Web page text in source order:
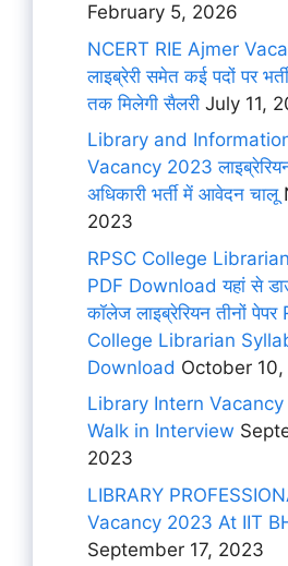
February 5, 2026
NCERT RIE Ajmer
लाइब्रेरी समेत कई पदों पर
तक मिलेगी सैलरी July 11,
Library and
Vacancy 2023
अधिकारी भर्ती में आवेदन चालू
2023
RPSC College
PDF Download यहां से
कॉलेज लाइब्रेरियन तीनों पेपर
College Librarian
Download October
Library Intern
Walk in Interview
2023
LIBRARY
Vacancy 2023 At IIT
September 17, 2023